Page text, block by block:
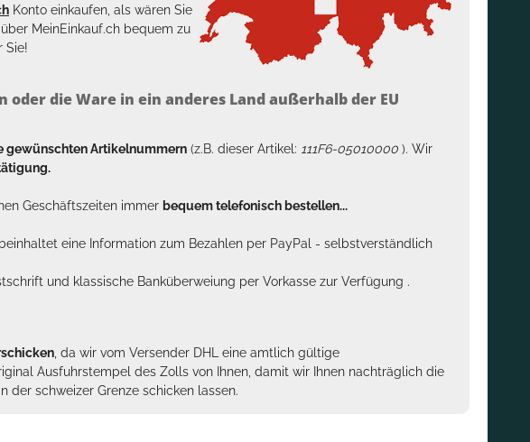
Konto einkaufen, als wären Sie
MeinEinkauf.ch bequem zu
Sie!
die Ware in ein anderes Land außerhalb der EU
gewünschten Artikelnummern (z.B. dieser Artikel: 111F6-05010000 ). Wir
Geschäftszeiten immer bequem telefonisch bestellen...
eine Information zum Bezahlen per PayPal - selbstverständlich
und klassische Banküberweiung per Vorkasse zur Verfügung .
, da wir vom Versender DHL eine amtlich gültige
Ausfuhrstempel des Zolls von Ihnen, damit wir Ihnen nachträglich die
der schweizer Grenze schicken lassen.